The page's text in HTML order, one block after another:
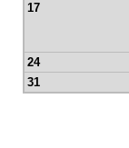
17
24
31